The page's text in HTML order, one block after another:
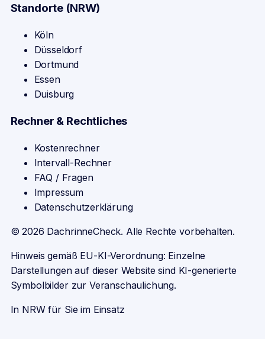
Standorte (NRW)
Köln
Düsseldorf
Dortmund
Essen
Duisburg
Rechner & Rechtliches
Kostenrechner
Intervall-Rechner
FAQ / Fragen
Impressum
Datenschutzerklärung
©2026 DachrinneCheck. Alle Rechte vorbehalten.
Hinweis gemäß EU-KI-Verordnung: Einzelne
Darstellungen auf dieser Website sind KI-generierte
Symbolbilder zur Veranschaulichung.
In NRW für Sie im Einsatz